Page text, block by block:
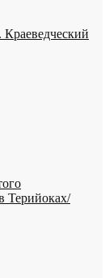
Терийоках/